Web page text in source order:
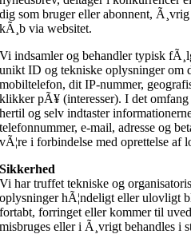
dig som bruger eller abonnent,
kÃ¸b via websitet.
Vi indsamler og behandler typisk
unikt ID og tekniske oplysninger om
mobiltelefon, dit IP-nummer,
klikker pÃ¥ (interesser). I det
hertil og selv indtaster
telefonnummer, e-mail, adresse og
vÃ¦re i forbindelse med oprettelse af
Sikkerhed
Vi har truffet tekniske og
oplysninger hÃ¦ndeligt eller ulovligt
fortabt, forringet eller kommer til
misbruges eller i Ã¸vrigt behandles i